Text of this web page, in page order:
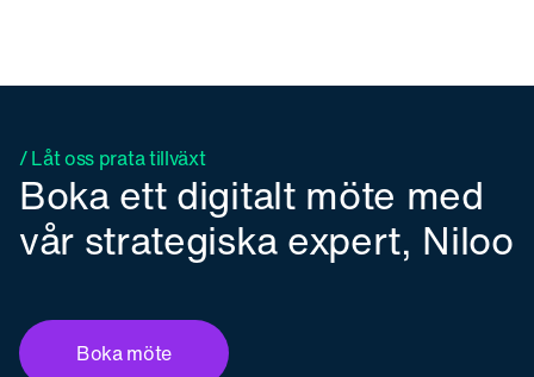
/ Låt oss prata tillväxt
Boka ett digitalt möte med
vår strategiska expert, Niloo
Boka möte